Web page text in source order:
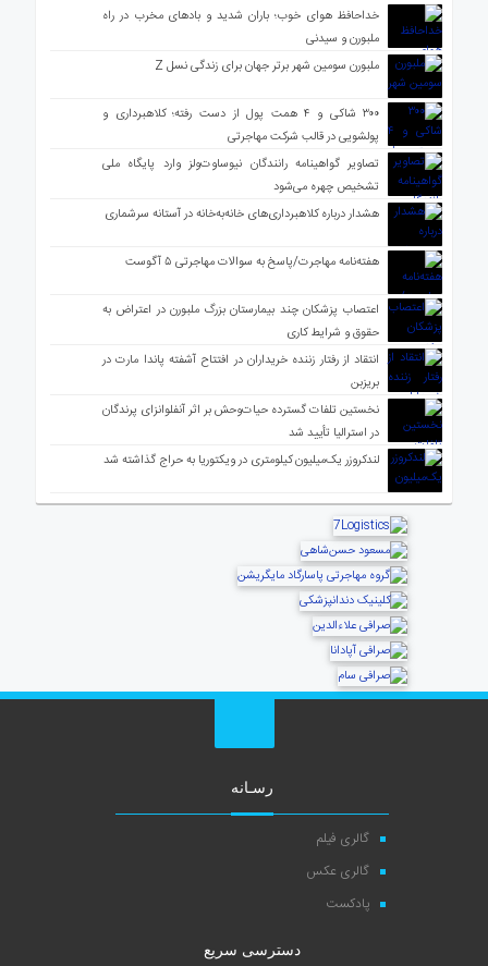
خداحافظ هوای خوب؛ باران شدید و بادهای مخرب در راه
ملبورن و سیدنی
ملبورن سومین شهر برتر جهان برای زندگی نسل Z
۳۰۰ شاکی و ۴ همت پول از دست رفته؛ کلاهبرداری و
پولشویی در قالب شرکت مهاجرتی
تصاویر گواهینامه رانندگان نیوساوت‌ولز وارد پایگاه ملی
تشخیص چهره می‌شود
هشدار درباره کلاهبرداری‌های خانه‌به‌خانه در آستانه سرشماری
هفته‌نامه مهاجرت/پاسخ به سوالات مهاجرتی ۵ آگوست
اعتصاب پزشکان چند بیمارستان بزرگ ملبورن در اعتراض به
حقوق و شرایط کاری
انتقاد از رفتار زننده خریداران در افتتاح آشفته پاندا مارت در
بریزبن
نخستین تلفات گسترده حیات‌وحش بر اثر آنفلوانزای پرندگان
در استرالیا تأیید شد
لندکروزر یک‌میلیون کیلومتری در ویکتوریا به حراج گذاشته شد
رسـانه
گالری فیلم
گالری عکس
پادکست
دسترسی سریع